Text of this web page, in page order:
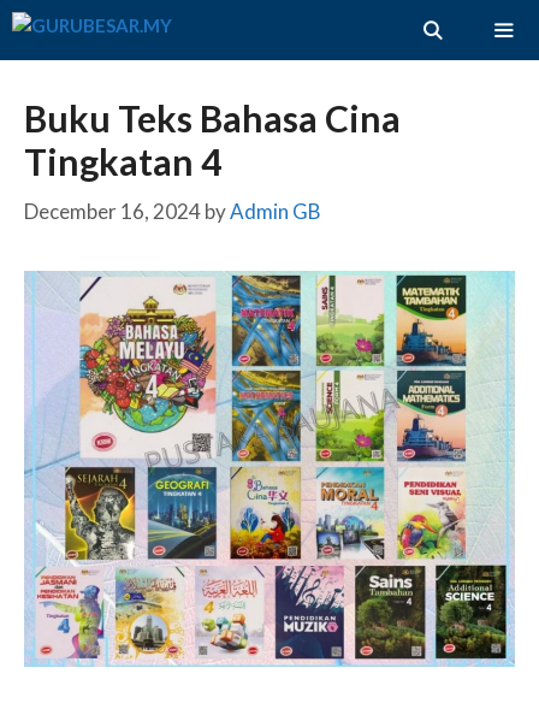
Skip
Buku Teks Bahasa Cina
Tingkatan 4
December 16, 2024byAdmin GB